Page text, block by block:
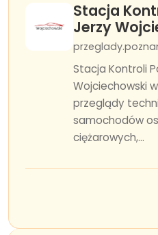
Stacja
Jerzy
Stacja Kontroli
Wojciechowski
przeglądy
samochodów
ciężarowych,...